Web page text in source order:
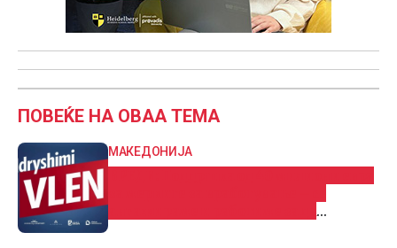
ПОВЕЌЕ НА ОВАА ТЕМА
МАКЕДОНИЈА